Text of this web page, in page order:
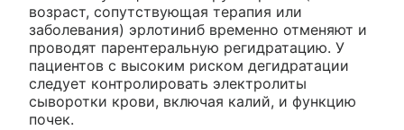
возраст, сопутствующая терапия или
заболевания) эрлотиниб временно отменяют и
проводят парентеральную регидратацию. У
пациентов с высоким риском дегидратации
следует контролировать электролиты
сыворотки крови, включая калий, и функцию
почек.